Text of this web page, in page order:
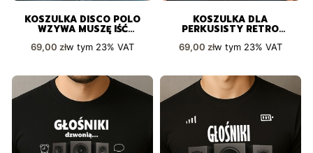
KOSZULKA DISCO POLO
WZYWA MUSZĘ IŚĆ
ZABAWNY PREZENT
Cena brutto
69,00 złw tym 23%VAT
KOSZULKA DLA
PERKUSISTY RETRO
PAŁECZKAMI
Cena brutto
69,00 złw tym 23% VAT